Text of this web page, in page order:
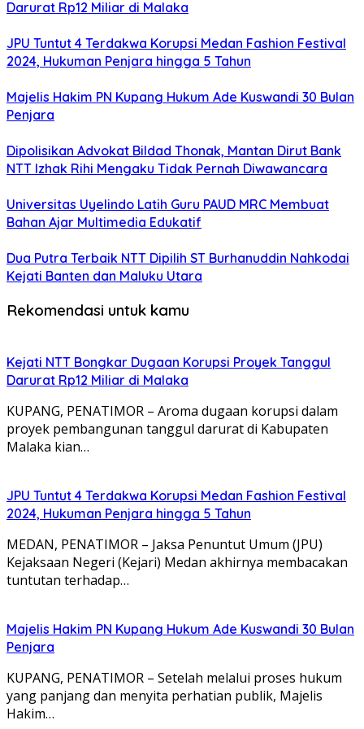
Darurat Rp12 Miliar di Malaka
JPU Tuntut 4 Terdakwa Korupsi Medan Fashion Festival
2024, Hukuman Penjara hingga 5 Tahun
Majelis Hakim PN Kupang Hukum Ade Kuswandi 30 Bulan
Penjara
Dipolisikan Advokat Bildad Thonak, Mantan Dirut Bank
NTT Izhak Rihi Mengaku Tidak Pernah Diwawancara
Universitas Uyelindo Latih Guru PAUD MRC Membuat
Bahan Ajar Multimedia Edukatif
Dua Putra Terbaik NTT Dipilih ST Burhanuddin Nahkodai
Kejati Banten dan Maluku Utara
Rekomendasi untuk kamu
Kejati NTT Bongkar Dugaan Korupsi Proyek Tanggul
Darurat Rp12 Miliar di Malaka
KUPANG, PENATIMOR – Aroma dugaan korupsi dalam
proyek pembangunan tanggul darurat di Kabupaten
Malaka kian…
JPU Tuntut 4 Terdakwa Korupsi Medan Fashion Festival
2024, Hukuman Penjara hingga 5 Tahun
MEDAN, PENATIMOR – Jaksa Penuntut Umum (JPU)
Kejaksaan Negeri (Kejari) Medan akhirnya membacakan
tuntutan terhadap…
Majelis Hakim PN Kupang Hukum Ade Kuswandi 30 Bulan
Penjara
KUPANG, PENATIMOR – Setelah melalui proses hukum
yang panjang dan menyita perhatian publik, Majelis
Hakim…